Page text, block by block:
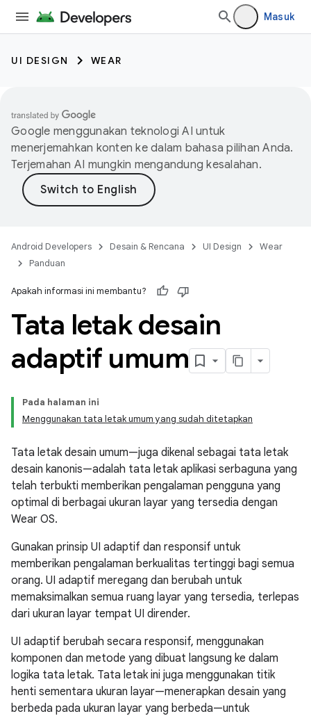
Masuk
UI DESIGN WEAR
Google menggunakan teknologi AI untuk
menerjemahkan konten ke dalam bahasa pilihan Anda.
Terjemahan AI mungkin mengandung kesalahan.
Android Developers Desain & Rencana UI Design
Wear
Panduan
Apakah informasi ini membantu?
Tata letak desain
adaptif umum
Pada halaman ini
Menggunakan tata letak umum yang sudah ditetapkan
Tata letak desain umum—juga dikenal sebagai tata letak
desain kanonis—adalah tata letak aplikasi serbaguna yang
telah terbukti memberikan pengalaman pengguna yang
optimal di berbagai ukuran layar yang tersedia dengan
Wear OS.
Gunakan prinsip UI adaptif dan responsif untuk
memberikan pengalaman berkualitas tertinggi bagi semua
orang. UI adaptif meregang dan berubah untuk
memaksimalkan semua ruang layar yang tersedia, terlepas
dari ukuran layar tempat UI dirender.
UI adaptif berubah secara responsif, menggunakan
komponen dan metode yang dibuat langsung ke dalam
logika tata letak. Tata letak ini juga menggunakan titik
henti sementara ukuran layar—menerapkan desain yang
berbeda pada ukuran layar yang berbeda—untuk